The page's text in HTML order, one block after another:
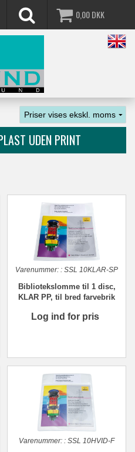
0,00DKK
UDEN PRINT
Varenummer: : SSL 10KLAR-SP
Bibliotekslomme til 1 disc,
KLAR PP, til bred farvebrik
Log ind for pris
Varenummer: : SSL 10HVID-F